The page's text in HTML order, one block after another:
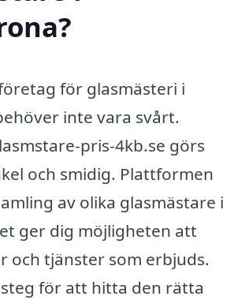
för glasmästeri i
inte vara svårt.
pris-4kb.se görs
och smidig. Plattformen
av olika glasmästare i
ger dig möjligheten att
och tjänster som erbjuds.
för att hitta den rätta